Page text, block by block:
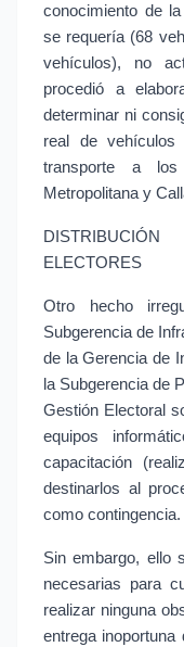
conocimiento de
se requería (68
vehículos), no
procedió a
determinar ni
real de
transporte a
Metropolitana y
ELECTORES
Otro hecho
Subgerencia de
de la Gerencia de
la Subgerencia de
Gestión Electoral
equipos
capacitación
destinarlos al
como contingencia.
Sin embargo, ello
necesarias para
realizar ninguna
entrega